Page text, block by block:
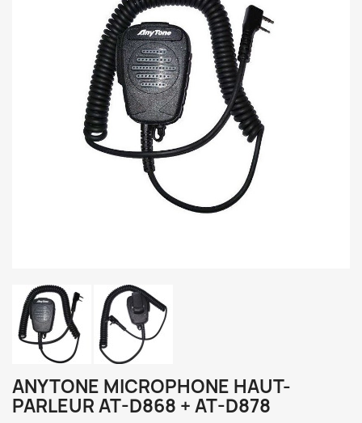
ANYTONE MICROPHONE HAUT-
PARLEUR AT-D868 + AT-D878